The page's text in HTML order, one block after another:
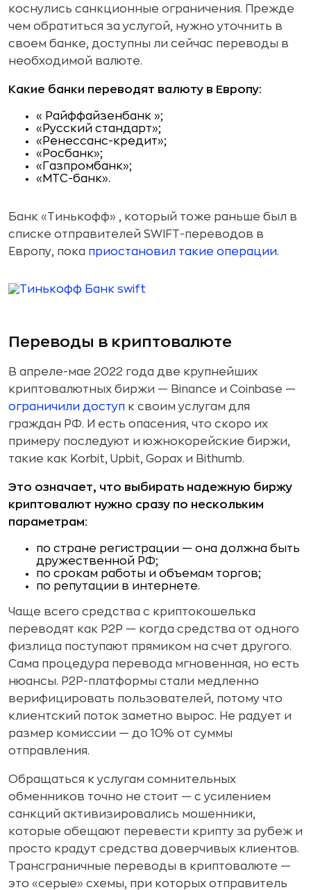
коснулись санкционные ограничения. Прежде
чем обратиться за услугой, нужно уточнить в
своем банке, доступны ли сейчас переводы в
необходимой валюте.
Какие банки переводят валюту в Европу:
« Райффайзенбанк »;
«Русский стандарт»;
«Ренессанс-кредит»;
«Росбанк»;
«Газпромбанк»;
«МТС-банк».
Банк «Тинькофф» , который тоже раньше был в
списке отправителей SWIFT-переводов в
Европу, пока приостановил такие операции.
Переводы в криптовалюте
В апреле-мае 2022 года две крупнейших
криптовалютных биржи — Binance и Coinbase —
ограничили доступ к своим услугам для
граждан РФ. И есть опасения, что скоро их
примеру последуют и южнокорейские биржи,
такие как Korbit, Upbit, Gopax и Bithumb.
Это означает, что выбирать надежную биржу
криптовалют нужно сразу по нескольким
параметрам:
по стране регистрации — она должна быть
дружественной РФ;
по срокам работы и объемам торгов;
по репутации в интернете.
Чаще всего средства с криптокошелька
переводят как P2P — когда средства от одного
физлица поступают прямиком на счет другого.
Сама процедура перевода мгновенная, но есть
нюансы. P2P-платформы стали медленно
верифицировать пользователей, потому что
клиентский поток заметно вырос. Не радует и
размер комиссии — до 10% от суммы
отправления.
Обращаться к услугам сомнительных
обменников точно не стоит — с усилением
санкций активизировались мошенники,
которые обещают перевести крипту за рубеж и
просто крадут средства доверчивых клиентов.
Трансграничные переводы в криптовалюте —
это «серые» схемы, при которых отправитель